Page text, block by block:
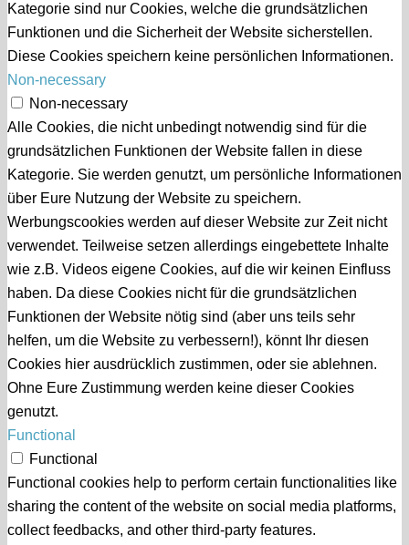
Kategorie sind nur Cookies, welche die grundsätzlichen
Funktionen und die Sicherheit der Website sicherstellen.
Diese Cookies speichern keine persönlichen Informationen.
Non-necessary
Non-necessary
Alle Cookies, die nicht unbedingt notwendig sind für die
grundsätzlichen Funktionen der Website fallen in diese
Kategorie. Sie werden genutzt, um persönliche Informationen
über Eure Nutzung der Website zu speichern.
Werbungscookies werden auf dieser Website zur Zeit nicht
verwendet. Teilweise setzen allerdings eingebettete Inhalte
wie z.B. Videos eigene Cookies, auf die wir keinen Einfluss
haben. Da diese Cookies nicht für die grundsätzlichen
Funktionen der Website nötig sind (aber uns teils sehr
helfen, um die Website zu verbessern!), könnt Ihr diesen
Cookies hier ausdrücklich zustimmen, oder sie ablehnen.
Ohne Eure Zustimmung werden keine dieser Cookies
genutzt.
Functional
Functional
Functional cookies help to perform certain functionalities like
sharing the content of the website on social media platforms,
collect feedbacks, and other third-party features.